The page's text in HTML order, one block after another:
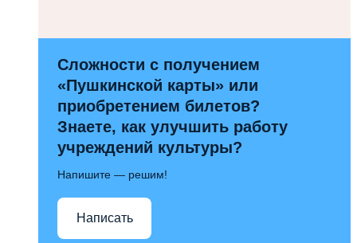
Сложности с получением
«Пушкинской карты» или
приобретением билетов?
Знаете, как улучшить работу
учреждений культуры?
Напишите — решим!
Написать